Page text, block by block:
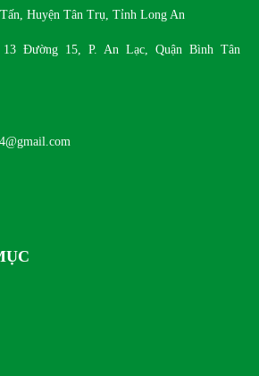
thế nào?
điểm gì?
Huyện Tân Trụ, Tỉnh Long An
Đường 15, P. An Lạc, Quận Bình Tân